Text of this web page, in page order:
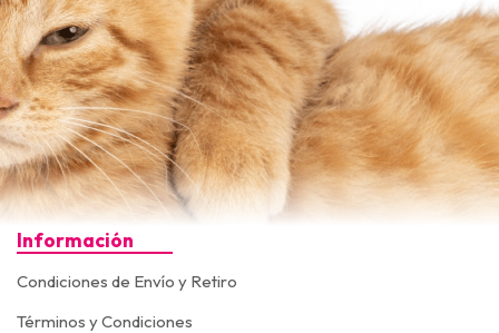
Información
Condiciones de Envío y Retiro
Términos y Condiciones